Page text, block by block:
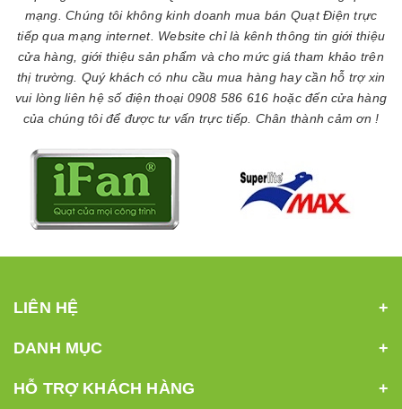
mạng. Chúng tôi không kinh doanh mua bán Quạt Điện trực
tiếp qua mạng internet. Website chỉ là kênh thông tin giới thiệu
cửa hàng, giới thiệu sản phẩm và cho mức giá tham khảo trên
thị trường. Quý khách có nhu cầu mua hàng hay cần hỗ trợ xin
vui lòng liên hệ số điện thoại 0908 586 616 hoặc đến cửa hàng
của chúng tôi để được tư vấn trực tiếp. Chân thành cảm ơn !
LIÊN HỆ
DANH MỤC
HỖ TRỢ KHÁCH HÀNG